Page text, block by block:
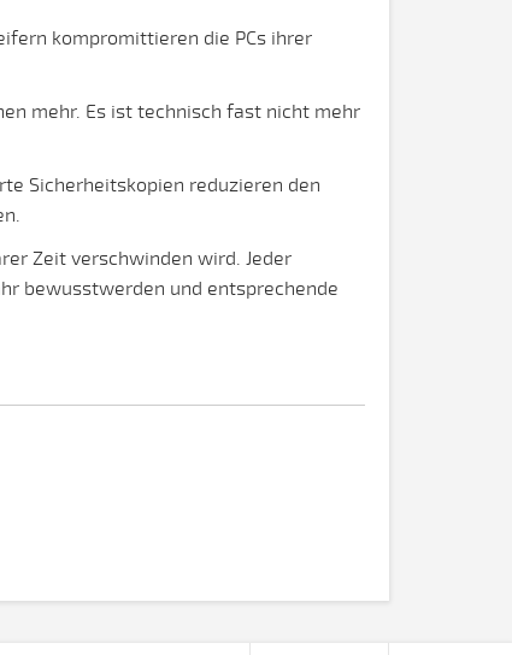
kompromittieren die PCs ihrer
mehr. Es ist technisch fast nicht mehr
Sicherheitskopien reduzieren den
Zeit verschwinden wird. Jeder
bewusstwerden und entsprechende